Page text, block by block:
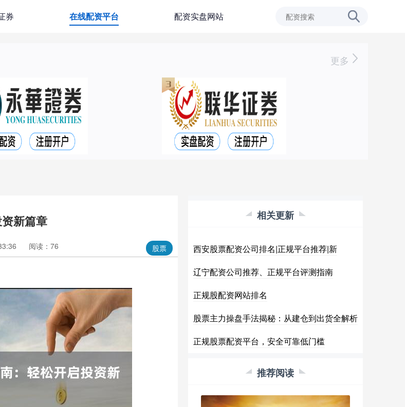
券 在线配资平台 配资实盘网站
更多
新篇章
股票
阅读：76
相关更新
西安股票配资公司排名|正规平台推荐|新
辽宁配资公司推荐、正规平台评测指南
正规股配资网站排名
股票主力操盘手法揭秘：从建仓到出货全解析
正规股票配资平台，安全可靠低门槛
推荐阅读